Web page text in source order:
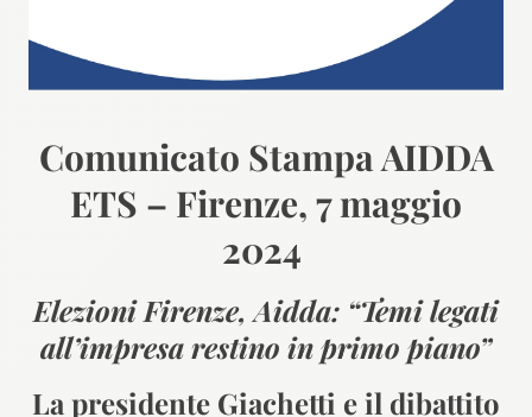
Comunicato Stampa AIDDA
ETS – Firenze, 7 maggio
2024
Elezioni Firenze, Aidda: “Temi legati
all’impresa restino in primo piano”
La presidente Giachetti e il dibattito